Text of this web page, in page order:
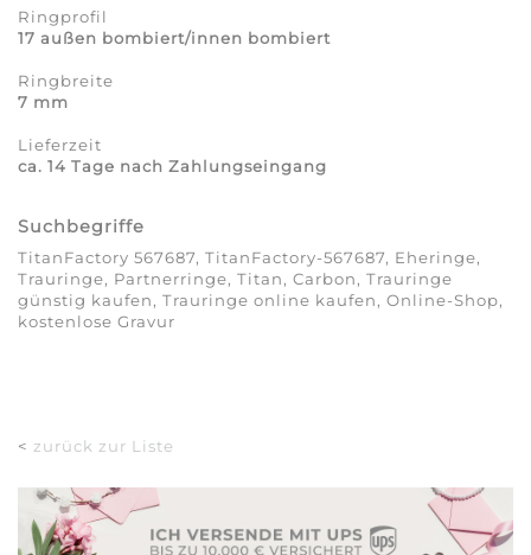
Ringprofil
17 außen bombiert/innen bombiert
Ringbreite
7 mm
Lieferzeit
ca. 14 Tage nach Zahlungseingang
Suchbegriffe
TitanFactory 567687, TitanFactory-567687, Eheringe,
Trauringe, Partnerringe, Titan, Carbon, Trauringe
günstig kaufen, Trauringe online kaufen, Online-Shop,
kostenlose Gravur
< zurück zur Liste